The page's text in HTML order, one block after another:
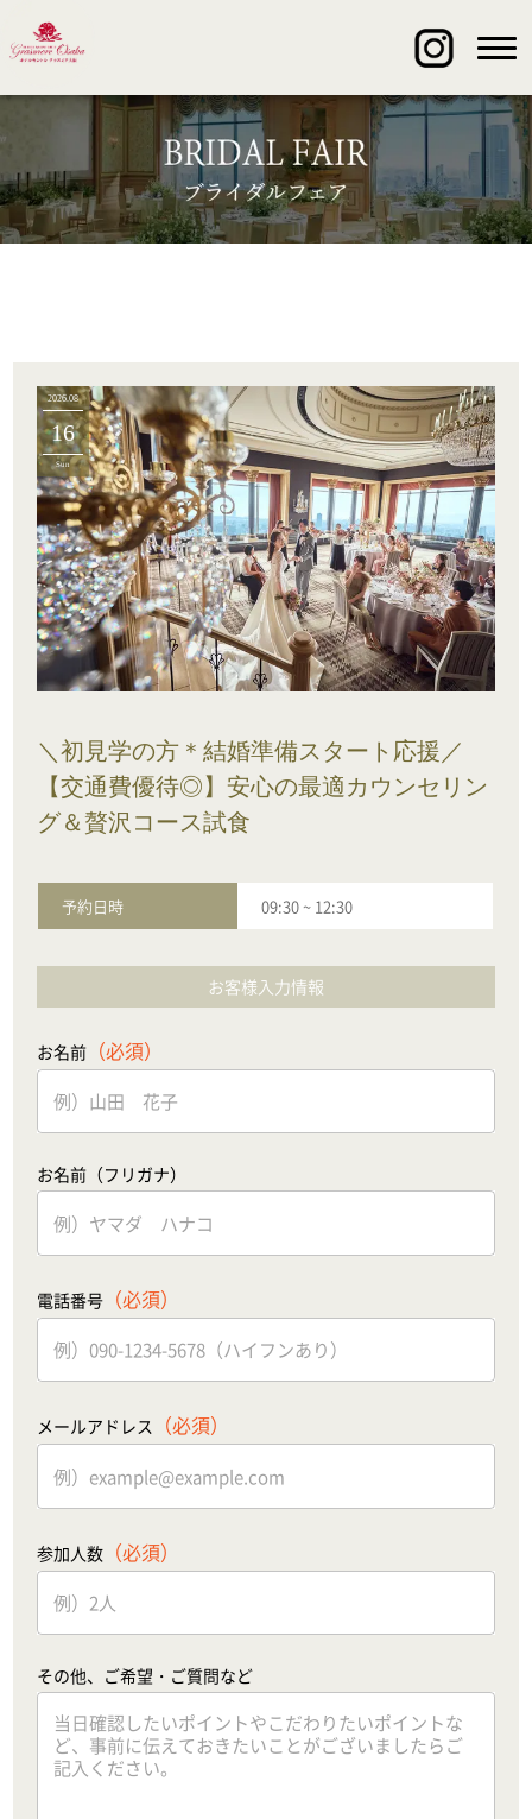
2026.08
16
Sun
＼初見学の方＊結婚準備スタート応援／
【交通費優待◎】安心の最適カウンセリン
グ＆贅沢コース試食
予約日時 09:30~ 12:30
お客様入力情報
お名前 （必須）
お名前（フリガナ）
電話番号 （必須）
メールアドレス （必須）
参加人数 （必須）
その他、ご希望・ご質問など